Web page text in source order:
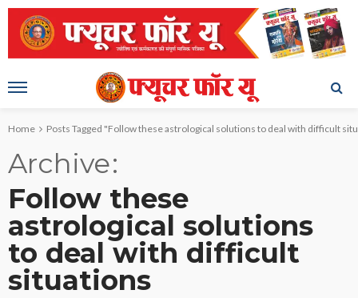
Home Posts Tagged "Follow these astrological solutions to deal with difficult
Archive
Follow these
astrological solutions
to deal with difficult
situations